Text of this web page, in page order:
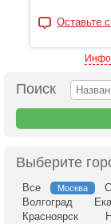
Оставьте
Поиск
Выберите
Все Москва
Волгоград
Красноярск